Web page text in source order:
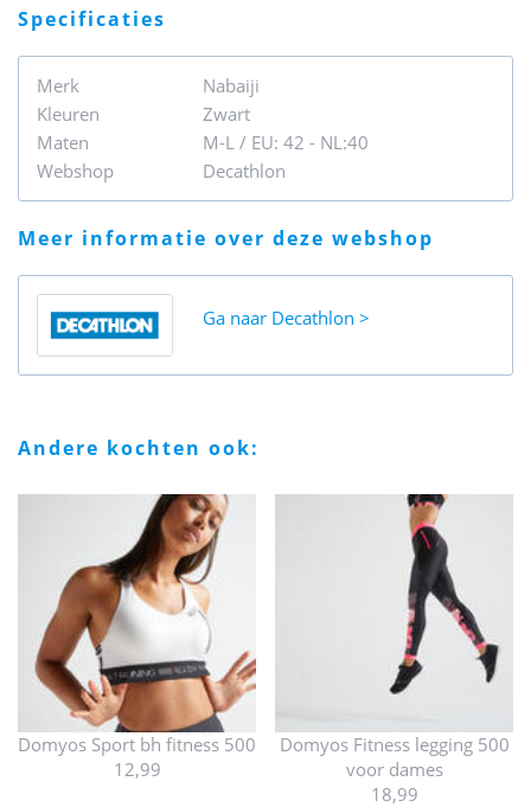
specificaties
Merk
Nabaiji
Kleuren
Zwart
Maten
M-L / EU: 42 - NL:40
Webshop
Decathlon
meer informatie over deze webshop
Ga naar Decathlon
andere kochten ook:
Domyos Sport bh fitness 500
12,99
Domyos Fitness legging 500
voor dames
18,99